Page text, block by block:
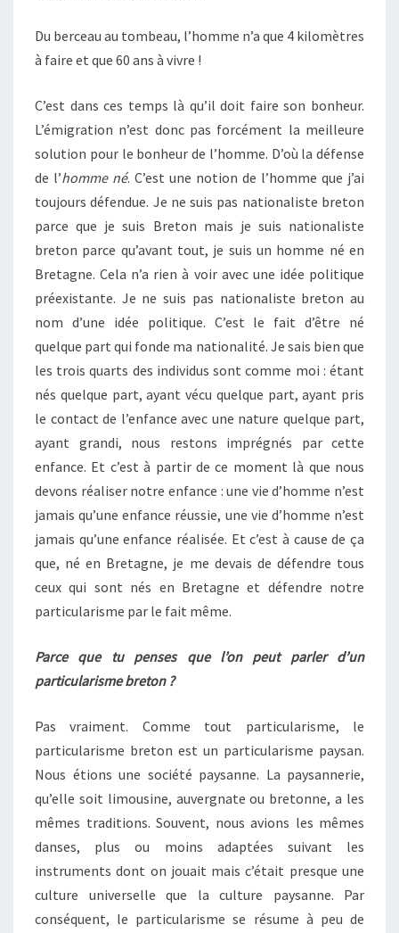
Du berceau au tombeau, l’homme n’a que 4 kilomètres
à faire et que 60 ans à vivre !
C’est dans ces temps là qu’il doit faire son bonheur.
L’émigration n’est donc pas forcément la meilleure
solution pour le bonheur de l’homme. D’où la défense
de l’homme né. C’est une notion de l’homme que j’ai
toujours défendue. Je ne suis pas nationaliste breton
parce que je suis Breton mais je suis nationaliste
breton parce qu’avant tout, je suis un homme né en
Bretagne. Cela n’a rien à voir avec une idée politique
préexistante. Je ne suis pas nationaliste breton au
nom d’une idée politique. C’est le fait d’être né
quelque part qui fonde ma nationalité. Je sais bien que
les trois quarts des individus sont comme moi : étant
nés quelque part, ayant vécu quelque part, ayant pris
le contact de l’enfance avec une nature quelque part,
ayant grandi, nous restons imprégnés par cette
enfance. Et c’est à partir de ce moment là que nous
devons réaliser notre enfance : une vie d’homme n’est
jamais qu’une enfance réussie, une vie d’homme n’est
jamais qu’une enfance réalisée. Et c’est à cause de ça
que, né en Bretagne, je me devais de défendre tous
ceux qui sont nés en Bretagne et défendre notre
particularisme par le fait même.
Parce que tu penses que l’on peut parler d’un
particularisme breton ?
Pas vraiment. Comme tout particularisme, le
particularisme breton est un particularisme paysan.
Nous étions une société paysanne. La paysannerie,
qu’elle soit limousine, auvergnate ou bretonne, a les
mêmes traditions. Souvent, nous avions les mêmes
danses, plus ou moins adaptées suivant les
instruments dont on jouait mais c’était presque une
culture universelle que la culture paysanne. Par
conséquent, le particularisme se résume à peu de